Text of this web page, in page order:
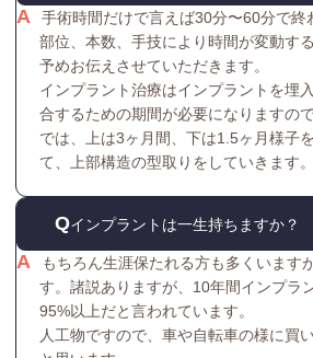
手術時間だけで言えば30分〜60分で終
部位、本数、手技により時間が変動す
予めお伝えさせていただきます。
インプラント治療はインプラントを埋
合するための期間が必要になりますの
では、上は3ヶ月間、下は1.5ヶ月様子
て、上部構造の型取りをしていきます。
インプラントは一生持ちますか？
もちろん生涯保たれる方も多くいます
す。諸説ありますが、10年間インプラ
95%以上だと言われています。
人工物ですので、車や自転車の様に買